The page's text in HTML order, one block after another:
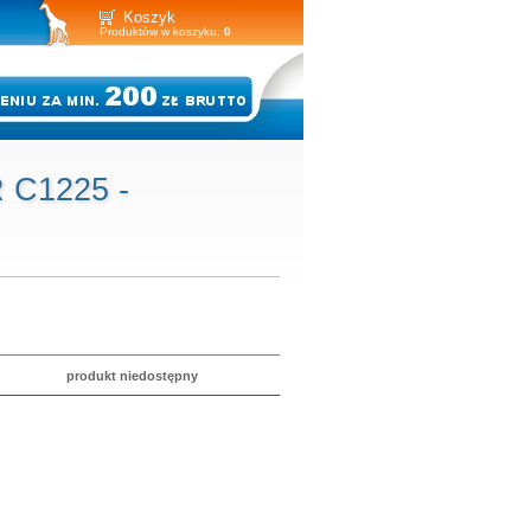
Koszyk
Produktów w koszyku: 0
C1225 -
produkt niedostępny